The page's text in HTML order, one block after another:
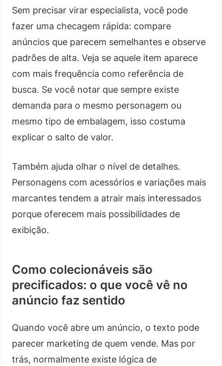
Sem precisar virar especialista, você pode
fazer uma checagem rápida: compare
anúncios que parecem semelhantes e observe
padrões de alta. Veja se aquele item aparece
com mais frequência como referência de
busca. Se você notar que sempre existe
demanda para o mesmo personagem ou
mesmo tipo de embalagem, isso costuma
explicar o salto de valor.
Também ajuda olhar o nível de detalhes.
Personagens com acessórios e variações mais
marcantes tendem a atrair mais interessados
porque oferecem mais possibilidades de
exibição.
Como colecionáveis são
precificados: o que você vê no
anúncio faz sentido
Quando você abre um anúncio, o texto pode
parecer marketing de quem vende. Mas por
trás, normalmente existe lógica de